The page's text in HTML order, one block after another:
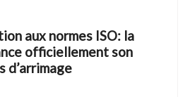
aux normes ISO: la
officiellement son
d’arrimage